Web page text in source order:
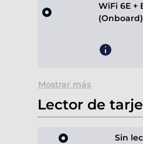
WiFi 6E +
(Onboard)
Mostrar más
Lector de
Sin